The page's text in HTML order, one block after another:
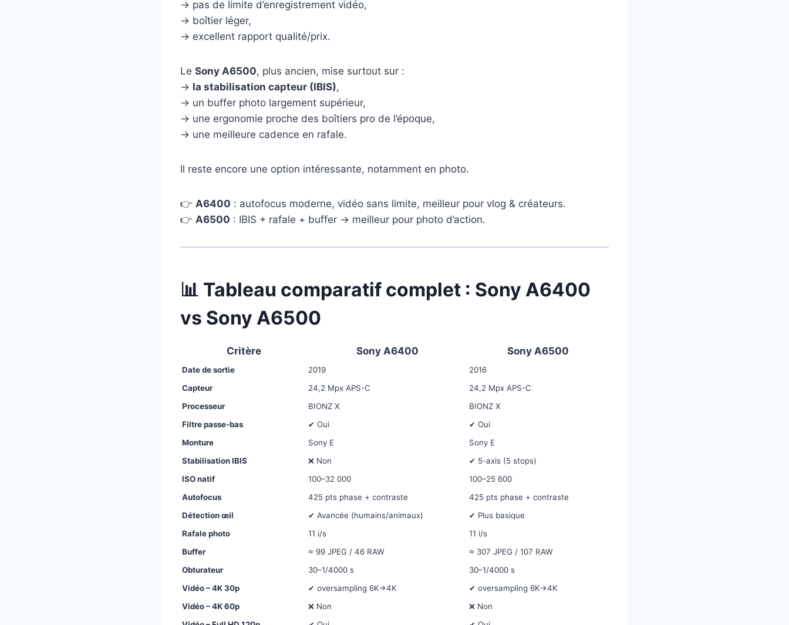
→ pas de limite d’enregistrement vidéo,
→ boîtier léger,
→ excellent rapport qualité/prix.
Le Sony A6500, plus ancien, mise surtout sur :
→ la stabilisation capteur (IBIS),
→ un buffer photo largement supérieur,
→ une ergonomie proche des boîtiers pro de l’époque,
→ une meilleure cadence en rafale.
Il reste encore une option intéressante, notamment en photo.
👉 A6400 : autofocus moderne, vidéo sans limite, meilleur pour vlog & créateurs.
👉 A6500 : IBIS + rafale + buffer → meilleur pour photo d’action.
📊 Tableau comparatif complet : Sony A6400
vs Sony A6500
Critère Sony A6400 Sony A6500
Date de sortie 2019
2016
Capteur
24,2 Mpx APS-C
24,2 Mpx APS-C
Processeur
BIONZ X
BIONZ X
Filtre passe-bas
✔ Oui
✔ Oui
Monture
Sony E
Sony E
Stabilisation IBIS
❌ Non
✔ 5-axis (5 stops)
ISO natif
100–32 000
100–25 600
Autofocus
425 pts phase + contraste
425 pts phase + contraste
Détection œil
✔ Avancée (humains/animaux)
✔ Plus basique
Rafale photo
11 i/s
11 i/s
Buffer
≈ 99 JPEG / 46 RAW
≈ 307 JPEG / 107 RAW
Obturateur
30–1/4000 s
30–1/4000 s
Vidéo – 4K 30p
✔ oversampling 6K→4K
✔ oversampling 6K→4K
Vidéo – 4K 60p
❌ Non
❌ Non